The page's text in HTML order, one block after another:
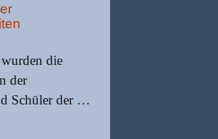
die
der
Schüler der …